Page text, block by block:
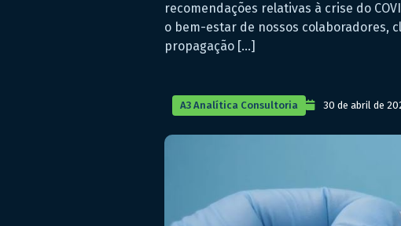
recomendações relativas à crise do
o bem-estar de nossos colaboradores,
propagação […]
A3 Analítica Consultoria 30 de abril de